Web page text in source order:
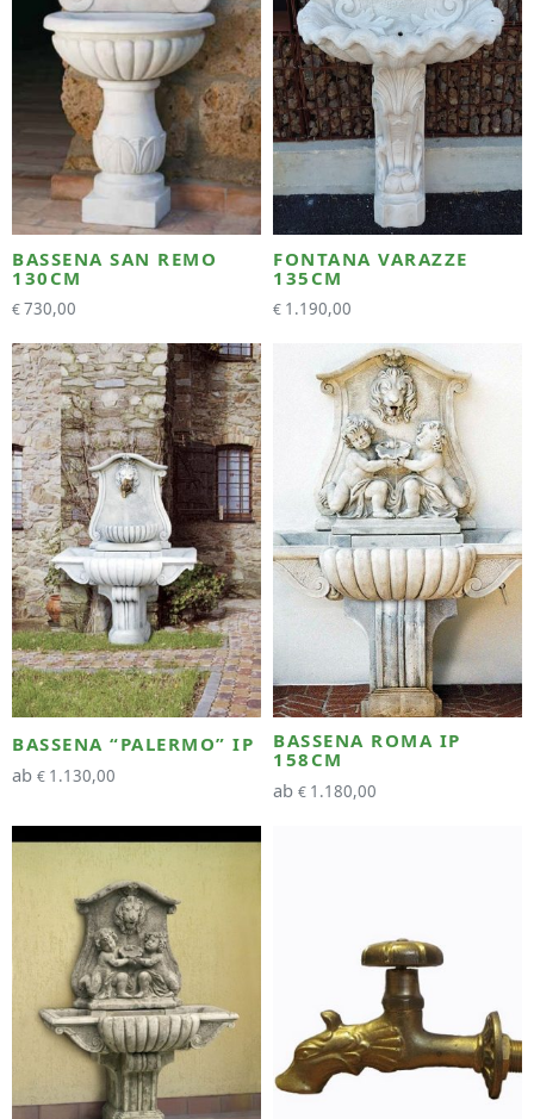
BASSENA SAN REMO
130CM
€730,00
FONTANA VARAZZE
135CM
€ 1.190,00
BASSENA “PALERMO” IP
ab € 1.130,00
BASSENA ROMA IP
158CM
ab € 1.180,00